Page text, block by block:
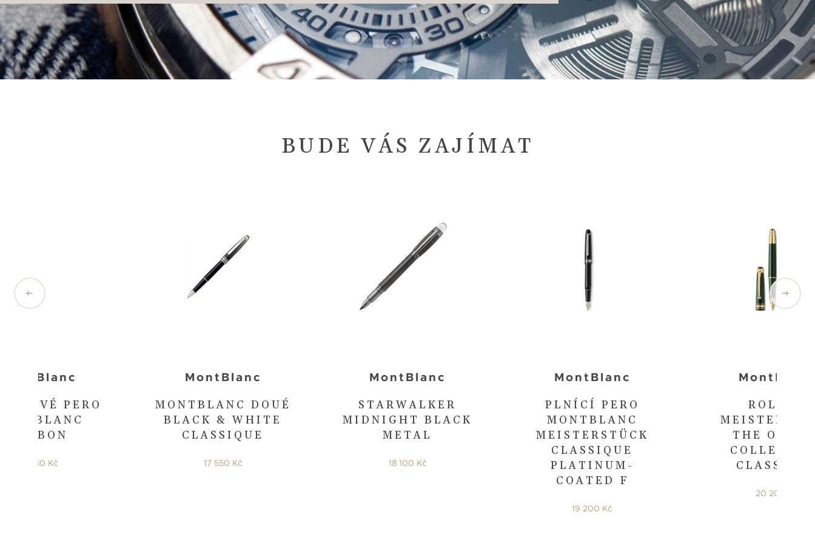
BUDE VÁS ZAJÍMAT
STARWALKER
MIDNIGHT BLACK
METAL
MontBlanc
18 100 Kč
PLNÍCÍ PERO
MONTBLANC
MEISTERSTÜCK
CLASSIQUE
PLATINUM-
COATED F
MontBlanc
19 200 Kč
ROLLER
THE
MontBlanc
20 200 Kč
PERO
CARBON
MontBlanc
16 650 Kč
MONTBLANC DOUÉ
BLACK & WHITE
CLASSIQUE
MontBlanc
17 550 Kč